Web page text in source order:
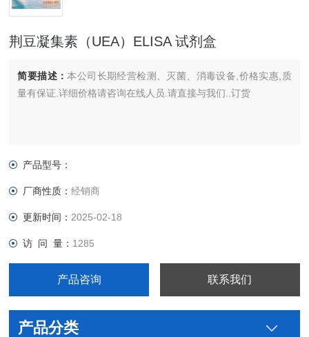
荆豆凝集素（UEA）ELISA 试剂盒
简要描述：本公司长期经营检测、灭菌、消毒设备,价格实惠,质
量有保证.详细价格请咨询在线人员.请直接与我们..订货
产品型号：
厂商性质：经销商
更新时间： 2025-02-18
访 问 量： 1285
产品咨询 联系我们
产品分类